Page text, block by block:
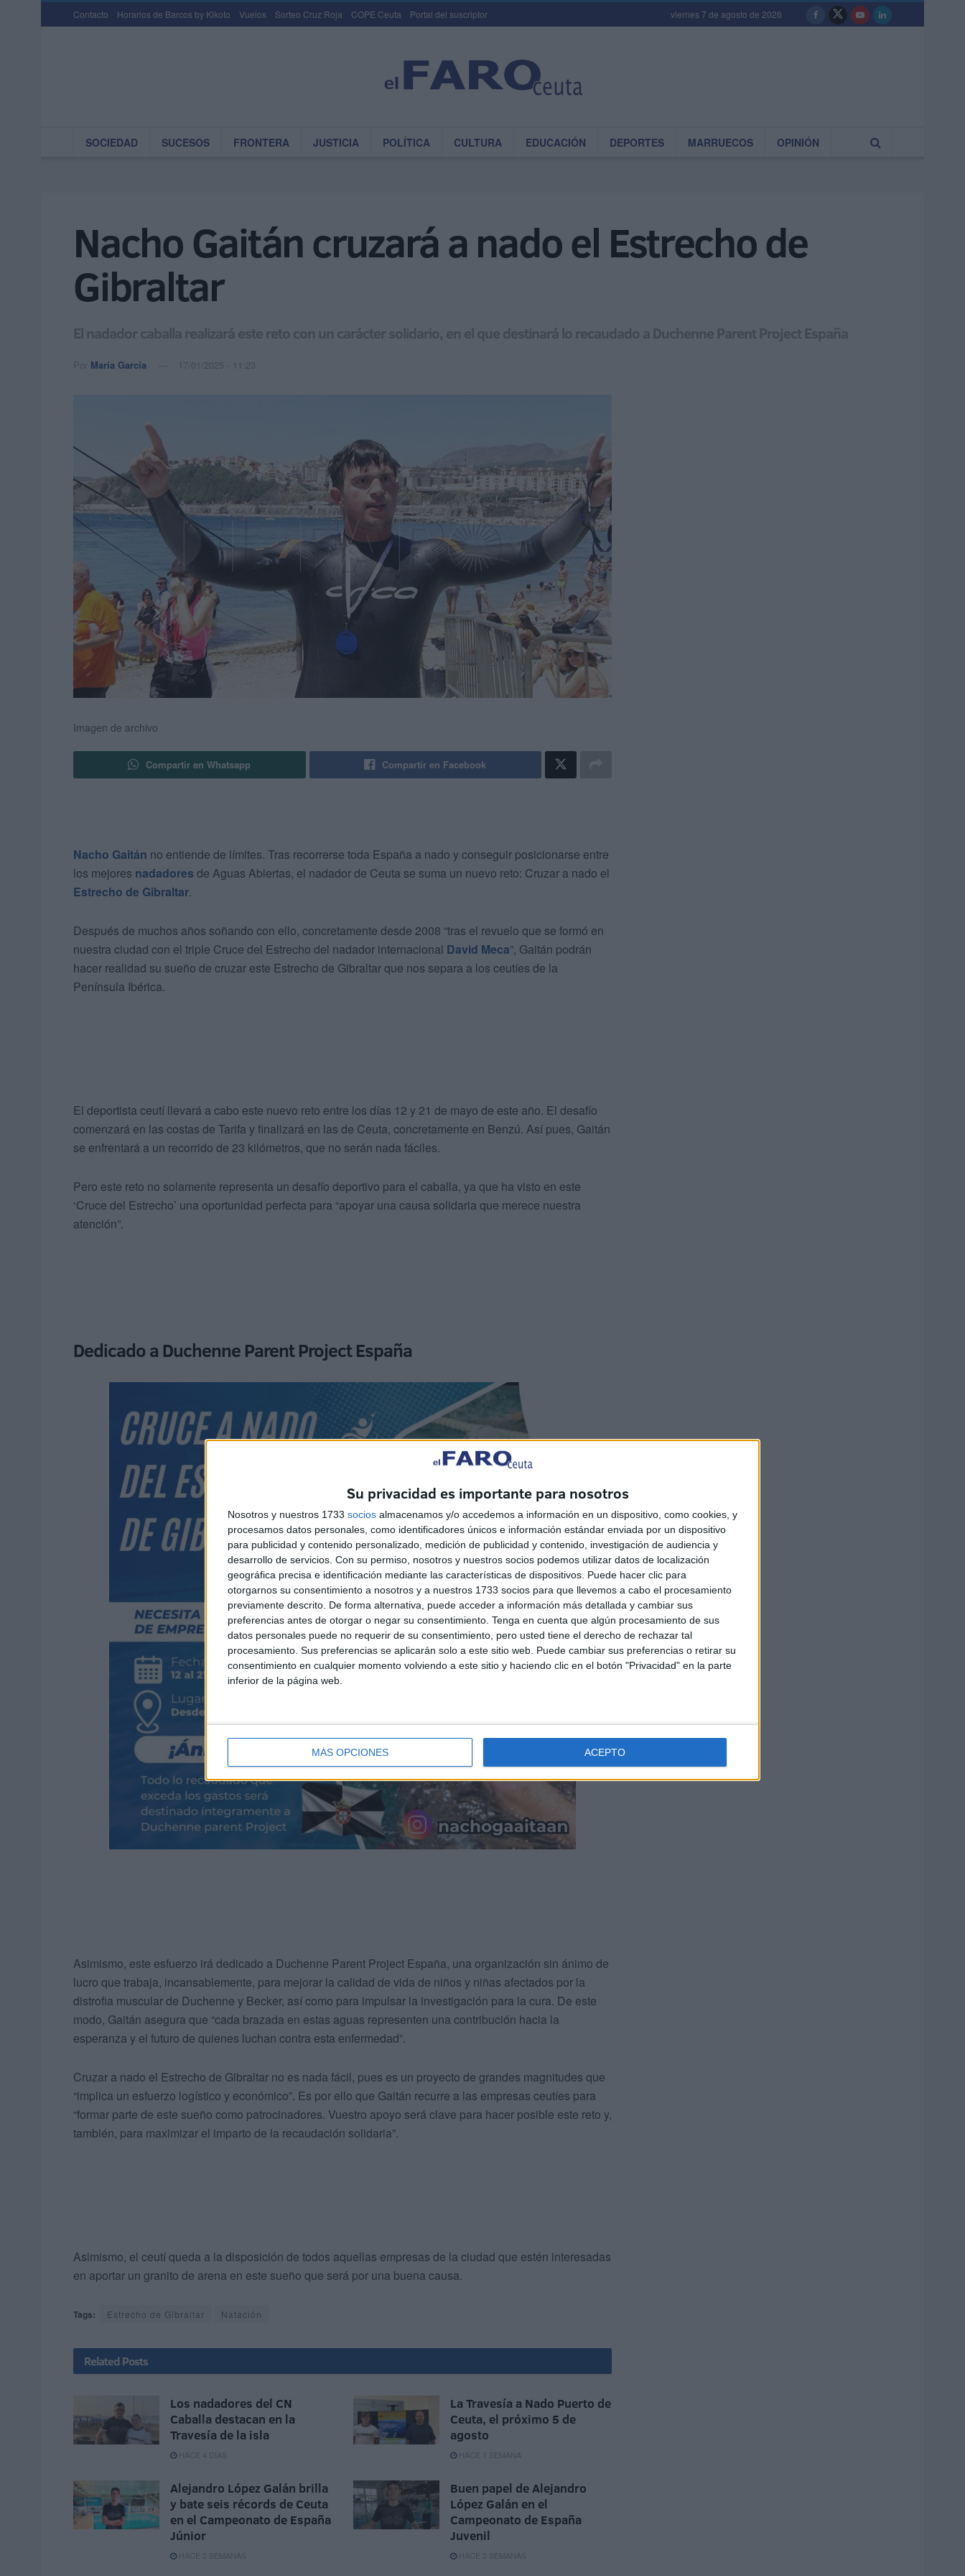
Su privacidad es importante para nosotros
Nosotros y nuestros 1733 socios almacenamos y/o accedemos a información en un dispositivo, como cookies, y
procesamos datos personales, como identificadores únicos e información estándar enviada por un dispositivo
para publicidad y contenido personalizado, medición de publicidad y contenido, investigación de audiencia y
desarrollo de servicios. Con su permiso, nosotros y nuestros socios podemos utilizar datos de localización
geográfica precisa e identificación mediante las características de dispositivos. Puede hacer clic para
otorgarnos su consentimiento a nosotros y a nuestros 1733 socios para que llevemos a cabo el procesamiento
previamente descrito. De forma alternativa, puede acceder a información más detallada y cambiar sus
preferencias antes de otorgar o negar su consentimiento. Tenga en cuenta que algún procesamiento de sus
datos personales puede no requerir de su consentimiento, pero usted tiene el derecho de rechazar tal
procesamiento. Sus preferencias se aplicarán solo a este sitio web. Puede cambiar sus preferencias o retirar su
consentimiento en cualquier momento volviendo a este sitio y haciendo clic en el botón "Privacidad" en la parte
inferior de la página web.
MÁS OPCIONES ACEPTO
Contacto Horarios de Barcos by Kikoto Vuelos Sorteo Cruz Roja COPE Ceuta Portal del suscriptor viernes 7 de agosto de 2026
SOCIEDAD SUCESOS FRONTERA JUSTICIA POLÍTICA CULTURA EDUCACIÓN DEPORTES MARRUECOS OPINIÓN
Nacho Gaitán cruzará a nado el Estrecho de
Gibraltar
El nadador caballa realizará este reto con un carácter solidario, en el que destinará lo recaudado a Duchenne Parent Project España
Por María García 17/01/2025 - 11:23
Imagen de archivo
Compartir en Whatsapp Compartir en Facebook
Nacho Gaitán no entiende de límites. Tras recorrerse toda España a nado y conseguir posicionarse entre
los mejores nadadores de Aguas Abiertas, el nadador de Ceuta se suma un nuevo reto: Cruzar a nado el
Estrecho de Gibraltar.
Después de muchos años soñando con ello, concretamente desde 2008 “tras el revuelo que se formó en
nuestra ciudad con el triple Cruce del Estrecho del nadador internacional David Meca”, Gaitán podrán
hacer realidad su sueño de cruzar este Estrecho de Gibraltar que nos separa a los ceutíes de la
Península Ibérica.
El deportista ceutí llevará a cabo este nuevo reto entre los días 12 y 21 de mayo de este año. El desafío
comenzará en las costas de Tarifa y finalizará en las de Ceuta, concretamente en Benzú. Así pues, Gaitán
se enfrentará a un recorrido de 23 kilómetros, que no serán nada fáciles.
Pero este reto no solamente representa un desafío deportivo para el caballa, ya que ha visto en este
‘Cruce del Estrecho’ una oportunidad perfecta para “apoyar una causa solidaria que merece nuestra
atención”.
Dedicado a Duchenne Parent Project España
Asimismo, este esfuerzo irá dedicado a Duchenne Parent Project España, una organización sin ánimo de
lucro que trabaja, incansablemente, para mejorar la calidad de vida de niños y niñas afectados por la
distrofia muscular de Duchenne y Becker, así como para impulsar la investigación para la cura. De este
modo, Gaitán asegura que “cada brazada en estas aguas representen una contribución hacia la
esperanza y el futuro de quienes luchan contra esta enfermedad”.
Cruzar a nado el Estrecho de Gibraltar no es nada fácil, pues es un proyecto de grandes magnitudes que
“implica un esfuerzo logístico y económico”. Es por ello que Gaitán recurre a las empresas ceutíes para
“formar parte de este sueño como patrocinadores. Vuestro apoyo será clave para hacer posible este reto y,
también, para maximizar el imparto de la recaudación solidaria”.
Asimismo, el ceutí queda a la disposición de todos aquellas empresas de la ciudad que estén interesadas
en aportar un granito de arena en este sueño que será por una buena causa.
Tags: Estrecho de Gibraltar Natación
Related Posts
Los nadadores del CN
Caballa destacan en la
Travesía de la isla
HACE 4 DÍAS
La Travesía a Nado Puerto de
Ceuta, el próximo 5 de
agosto
HACE 1 SEMANA
Alejandro López Galán brilla
y bate seis récords de Ceuta
en el Campeonato de España
Júnior
HACE 2 SEMANAS
Buen papel de Alejandro
López Galán en el
Campeonato de España
Juvenil
HACE 2 SEMANAS